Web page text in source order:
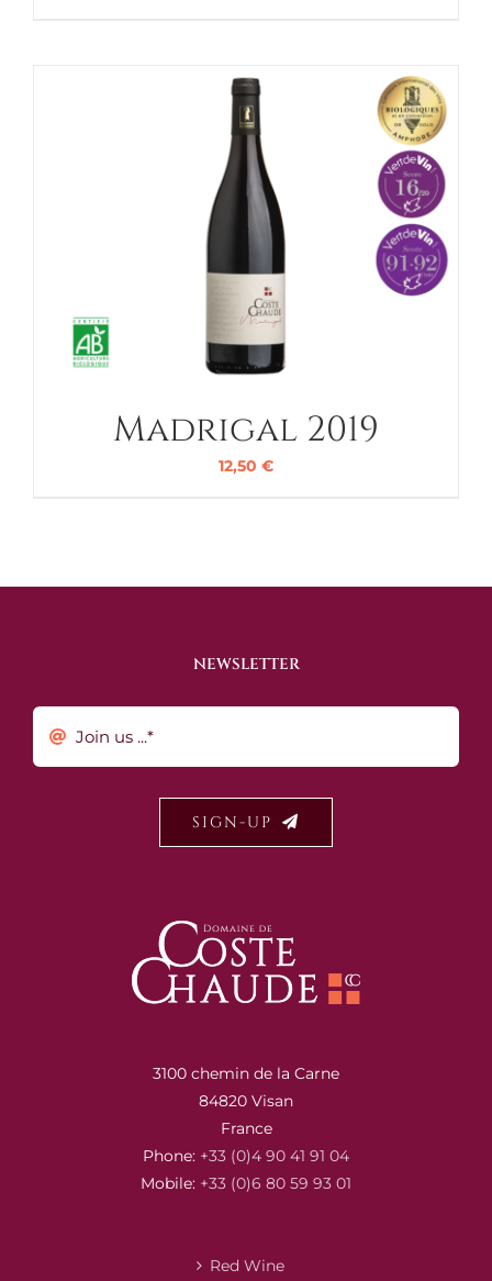
Madrigal 2019
12,50 €
NEWSLETTER
SIGN-UP
3100 chemin de la Carne
84820 Visan
France
Phone: +33 (0)4 90 41 91 04
Mobile: +33 (0)6 80 59 93 01
Red Wine